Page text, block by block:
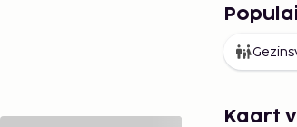
Kaart